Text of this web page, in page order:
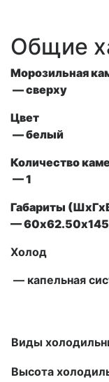
Общие
Морозильная
— сверху
Цвет
— белый
Количество
— 1
Габариты
—
Холод
— капельная
Виды
Высота